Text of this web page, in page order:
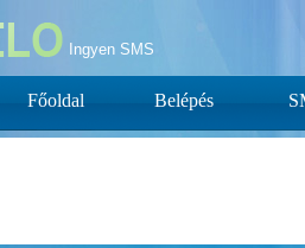
Ingyen SMS
Főoldal Belépés